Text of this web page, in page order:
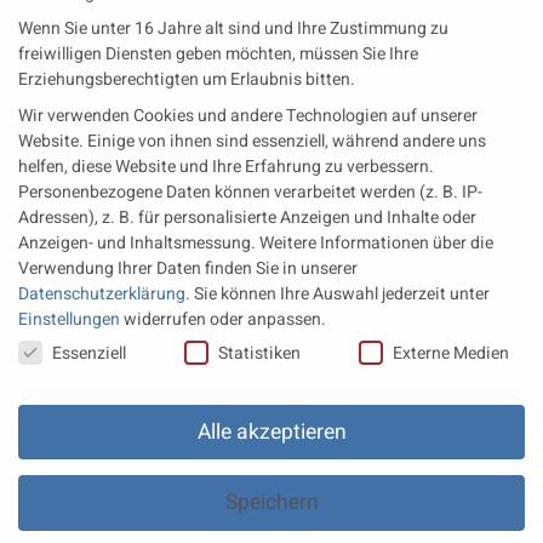
Wärme aus der Tiefe MTU heizt künftig mit Geothermie
MAN Engines bringt D3872 für die Stromversorgung im
Marinebereich
Eine neue Generation von Perkins Marinemotoren startet den
operativen Testbetrieb
Rechtliches
Impressum
Datenschutz
Datenschutz Einstellungen
Wenn Sie unter 16 Jahre alt sind und Ihre Zustimmung zu
freiwilligen Diensten geben möchten, müssen Sie Ihre
Erziehungsberechtigten um Erlaubnis bitten.
Wir verwenden Cookies und andere Technologien auf unserer
Website. Einige von ihnen sind essenziell, während andere uns
helfen, diese Website und Ihre Erfahrung zu verbessern.
Personenbezogene Daten können verarbeitet werden (z. B. IP-
Adressen), z. B. für personalisierte Anzeigen und Inhalte oder
Anzeigen- und Inhaltsmessung.Weitere Informationen über die
Verwendung Ihrer Daten finden Sie in unserer
Datenschutzerklärung.Sie können Ihre Auswahl jederzeit unter
Einstellungenwiderrufen oder anpassen.
Datenschutzeinstellungen
Essenziell Statistiken Externe Medien
Alle akzeptieren
Speichern